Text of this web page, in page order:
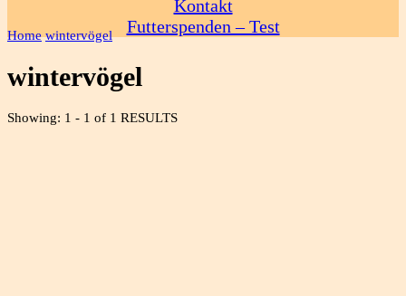
Kontakt
Futterspenden – Test
Home wintervögel
wintervögel
Showing: 1 - 1 of 1 RESULTS